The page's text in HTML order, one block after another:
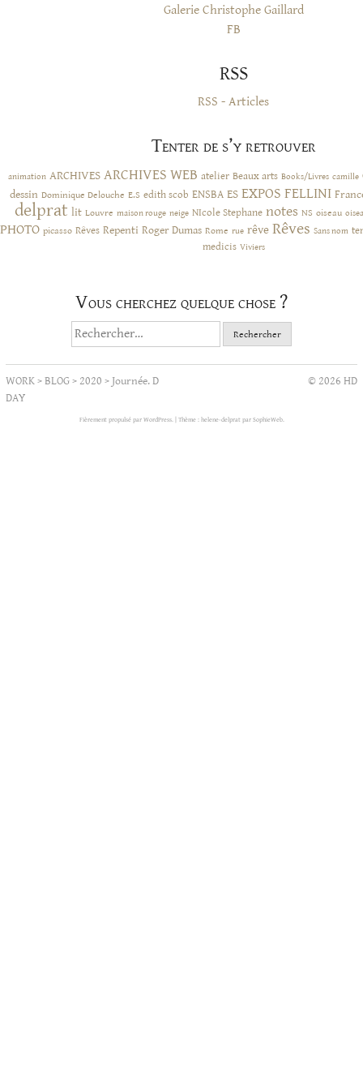
Galerie Christophe Gaillard
FB
RSS
RSS - Articles
Tenter de s’y retrouver
animation ARCHIVES ARCHIVES WEB atelier Beaux arts Books/Livres camille
dessin Dominique Delouche E.S edith scob ENSBA ES EXPOS FELLINI
delprat lit Louvre maison rouge neige NIcole Stephane notes NS oiseau
PHOTO picasso Rêves Repenti Roger Dumas Rome rue rêve Rêves Sans nom
medicis Viviers
Vous cherchez quelque chose ?
Rechercher :
WORK>BLOG> 2020 >Journée. D
DAY
© 2026 HD
Fièrement propulsé par WordPress. Thème : helene-delprat par SophieWeb.